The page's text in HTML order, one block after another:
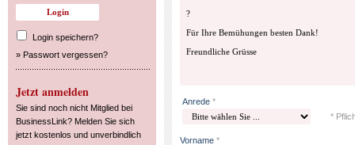
Login speichern?
» Passwort vergessen?
Jetzt anmelden
Sie sind noch nicht Mitglied bei
BusinessLink? Melden Sie sich
jetzt kostenlos und unverbindlich
Anrede *
*
Vorname *